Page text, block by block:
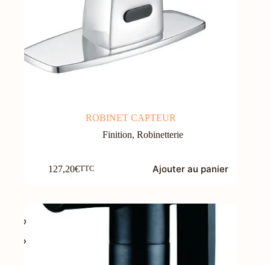
ROBINET CAPTEUR
Finition,Robinetterie
127,20€TTC Ajouter au panier